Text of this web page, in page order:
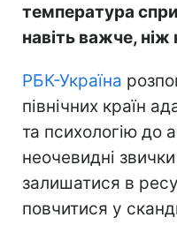
температура
навіть важче, ніж
РБК-Україна
північних країн
та психологію до
неочевидні
залишатися в
повчитися у